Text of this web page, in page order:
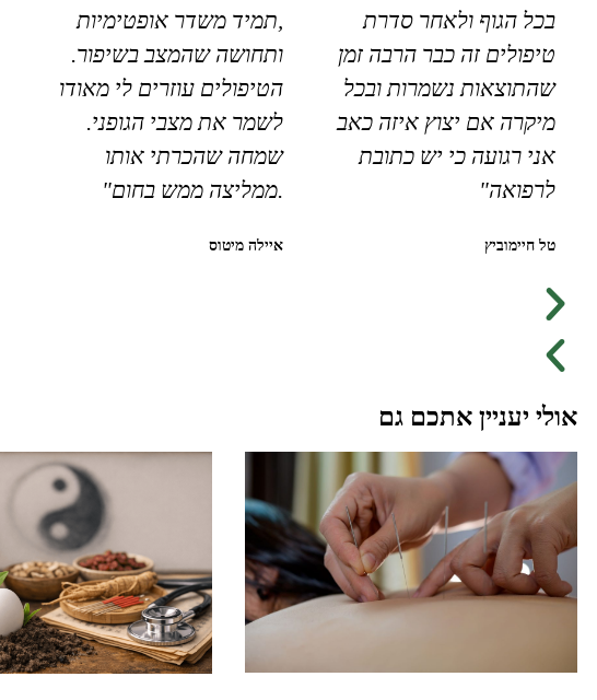
בכל הגוף ולאחר סדרת
טיפולים זה כבר הרבה זמן
שהתוצאות נשמרות ובכל
מיקרה אם יצוץ איזה כאב
אני רגועה כי יש כתובת
לרפואה"
טל חיימוביץ
,תמיד משדר אופטימיות
ותחושה שהמצב בשיפור.
הטיפולים עוזרים לי מאודו
לשמר את מצבי הגופני.
שמחה שהכרתי אותו
.ממליצה ממש בחום"
איילה מיטוס
אולי יעניין אתכם גם